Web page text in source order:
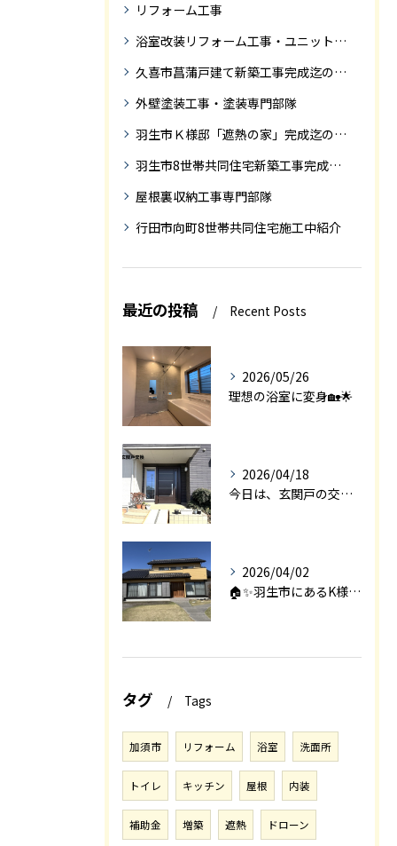
リフォーム工事
浴室改装リフォーム工事・ユニットバス専門部隊
久喜市菖蒲戸建て新築工事完成迄の紹介
外壁塗装工事・塗装専門部隊
羽生市Ｋ様邸「遮熱の家」完成迄の紹介です
羽生市8世帯共同住宅新築工事完成迄の紹介
屋根裏収納工事専門部隊
行田市向町8世帯共同住宅施工中紹介
最近の投稿 Recent Posts
2026/05/26
理想の浴室に変身🏡🌟
2026/04/18
今日は、玄関戸の交換工事をご紹介します🚪✨。
2026/04/02
🏠✨羽生市にあるK様邸は、2008年に㈱エアロックで新築され...
タグ Tags
加須市 リフォーム 浴室 洗面所
トイレ キッチン 屋根 内装
補助金 増築 遮熱 ドローン